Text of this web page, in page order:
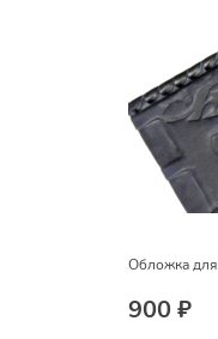
Обложка для
900 ₽